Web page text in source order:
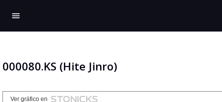
menu
000080.KS (Hite Jinro)